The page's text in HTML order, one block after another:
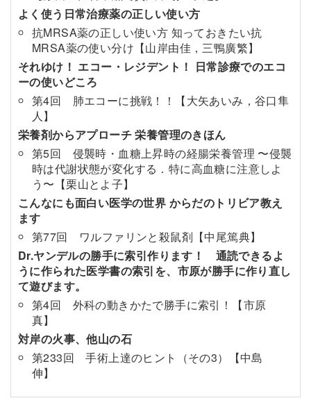
よく使う日常治療薬の正しい使い方
抗MRSA薬の正しい使い方 知っておきたい抗
MRSA薬の使い分け【山岸由佳，三鴨廣繁】
それゆけ！ エコー・レジデント！ 日常診療でのエコ
ーの使いどころ
第4回 肺エコーに挑戦！！【大矢あいみ，谷口隼
人】
栄養剤からアプローチ 栄養管理のきほん
第5回 侵襲時・血糖上昇時の経腸栄養管理 〜侵襲
時は代謝状態が変化する．特に高血糖に注意しよ
う〜【栗山とよ子】
こんなにも面白い医学の世界 からだのトリビア教え
ます
第77回 ワルファリンと殺鼠剤【中尾篤典】
Dr.ヤンデルの勝手に索引作ります！ 通読できるよ
うに作られた医学書の索引を、市原が勝手に作り直し
て遊びます。
第4回 外科の動きかたで勝手に索引！【市原
真】
対岸の火事、他山の石
第233回 手術上達のヒント（その3）【中島
伸】